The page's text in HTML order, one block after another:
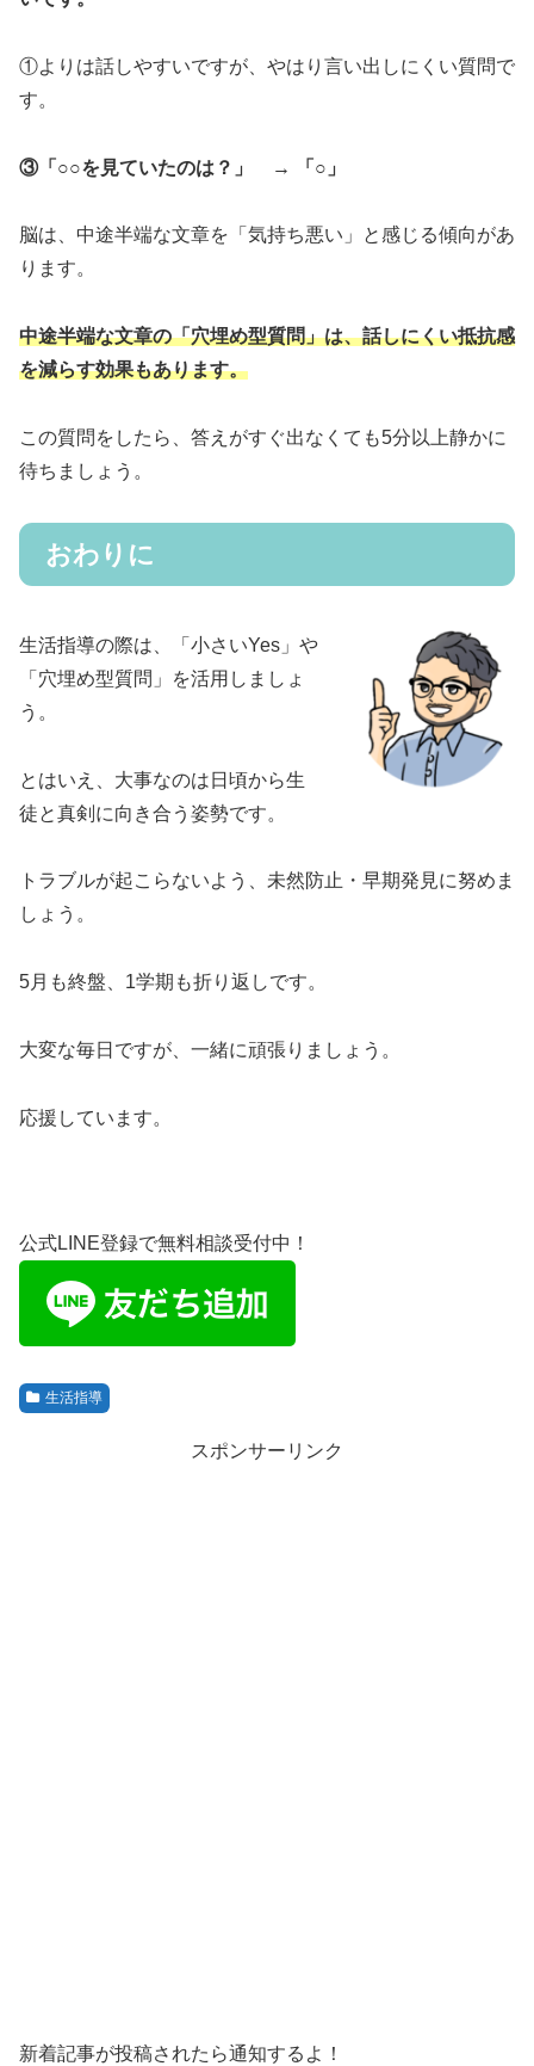
①よりは話しやすいですが、やはり言い出しにくい質問で
す。
③「○○を見ていたのは？」 → 「○」
脳は、中途半端な文章を「気持ち悪い」と感じる傾向があ
ります。
中途半端な文章の「穴埋め型質問」は、話しにくい抵抗感
を減らす効果もあります。
この質問をしたら、答えがすぐ出なくても5分以上静かに
待ちましょう。
おわりに
生活指導の際は、「小さいYes」や
「穴埋め型質問」を活用しましょ
う。
とはいえ、大事なのは日頃から生
徒と真剣に向き合う姿勢です。
トラブルが起こらないよう、未然防止・早期発見に努めま
しょう。
5月も終盤、1学期も折り返しです。
大変な毎日ですが、一緒に頑張りましょう。
応援しています。
公式LINE登録で無料相談受付中！
生活指導
スポンサーリンク
新着記事が投稿されたら通知するよ！